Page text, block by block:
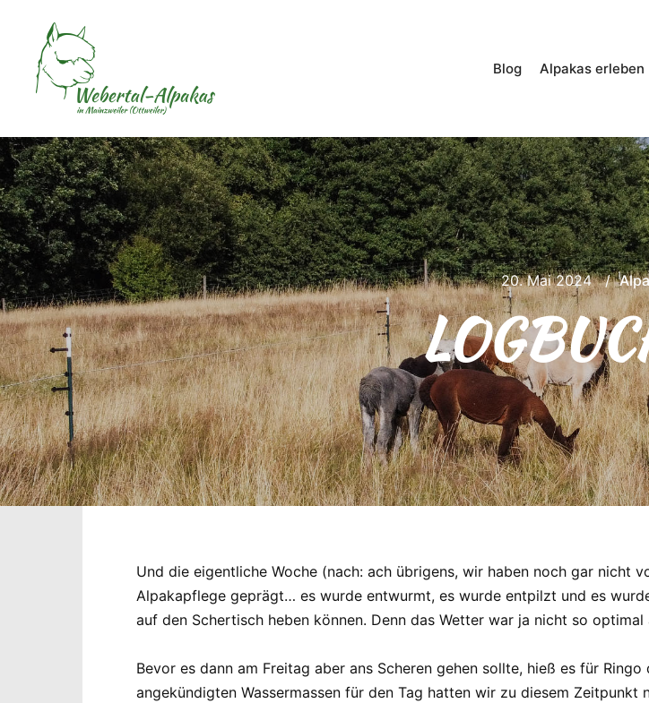
Blog Alpakas erleben
20. Mai 2024
Und die eigentliche Woche (nach: ach übrigens, wir haben noch gar nicht
Alpakapflege geprägt… es wurde entwurmt, es wurde entpilzt und es
auf den Schertisch heben können. Denn das Wetter war ja nicht so optimal
Bevor es dann am Freitag aber ans Scheren gehen sollte, hieß es für
angekündigten Wassermassen für den Tag hatten wir zu diesem